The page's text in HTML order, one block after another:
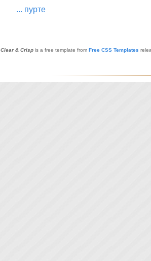
... пурте
Clear & Crisp is a free template from Free CSS Templates